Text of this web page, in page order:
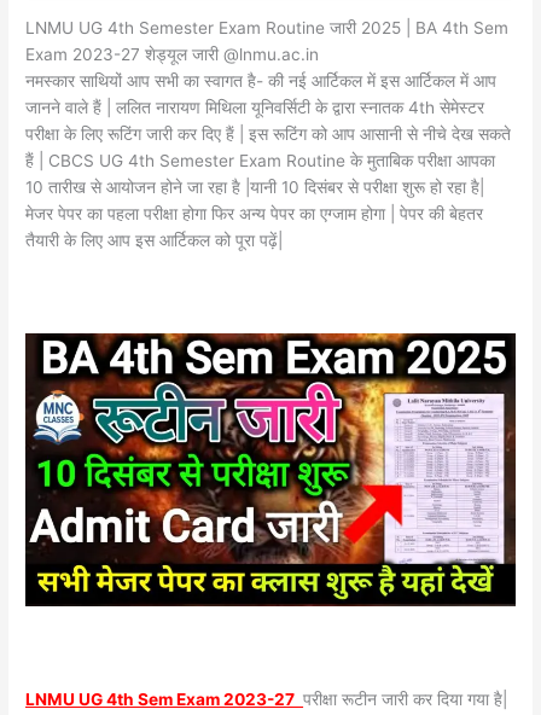
LNMU UG 4th Semester Exam Routine जारी 2025 | BA 4th Sem
Exam 2023-27 शेड्यूल जारी @lnmu.ac.in
नमस्कार साथियों आप सभी का स्वागत है- की नई आर्टिकल में इस आर्टिकल में आप
जानने वाले हैं | ललित नारायण मिथिला यूनिवर्सिटी के द्वारा स्नातक 4th सेमेस्टर
परीक्षा के लिए रूटिंग जारी कर दिए हैं | इस रूटिंग को आप आसानी से नीचे देख सकते
हैं | CBCS UG 4th Semester Exam Routine के मुताबिक परीक्षा आपका
10 तारीख से आयोजन होने जा रहा है |यानी 10 दिसंबर से परीक्षा शुरू हो रहा है|
मेजर पेपर का पहला परीक्षा होगा फिर अन्य पेपर का एग्जाम होगा | पेपर की बेहतर
तैयारी के लिए आप इस आर्टिकल को पूरा पढ़ें|
LNMU UG 4th Sem Exam 2023-27 परीक्षा रूटीन जारी कर दिया गया है|